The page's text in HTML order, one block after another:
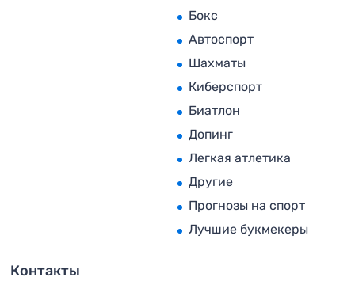
Бокс
Автоспорт
Шахматы
Киберспорт
Биатлон
Допинг
Легкая атлетика
Другие
Прогнозы на спорт
Лучшие букмекеры
Контакты